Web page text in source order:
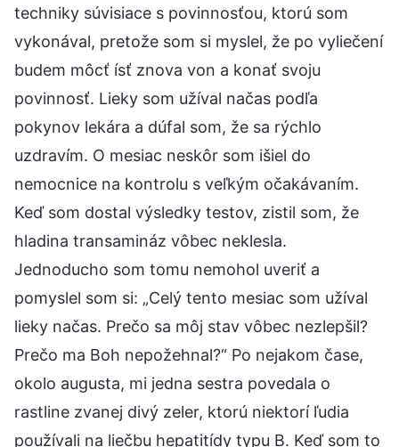
techniky súvisiace s povinnosťou, ktorú som
vykonával, pretože som si myslel, že po vyliečení
budem môcť ísť znova von a konať svoju
povinnosť. Lieky som užíval načas podľa
pokynov lekára a dúfal som, že sa rýchlo
uzdravím. O mesiac neskôr som išiel do
nemocnice na kontrolu s veľkým očakávaním.
Keď som dostal výsledky testov, zistil som, že
hladina transamináz vôbec neklesla.
Jednoducho som tomu nemohol uveriť a
pomyslel som si: „Celý tento mesiac som užíval
lieky načas. Prečo sa môj stav vôbec nezlepšil?
Prečo ma Boh nepožehnal?“ Po nejakom čase,
okolo augusta, mi jedna sestra povedala o
rastline zvanej divý zeler, ktorú niektorí ľudia
používali na liečbu hepatitídy typu B. Keď som to